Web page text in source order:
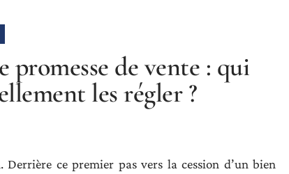
promesse de vente : qui
les régler ?
ce premier pas vers la cession d’un bien